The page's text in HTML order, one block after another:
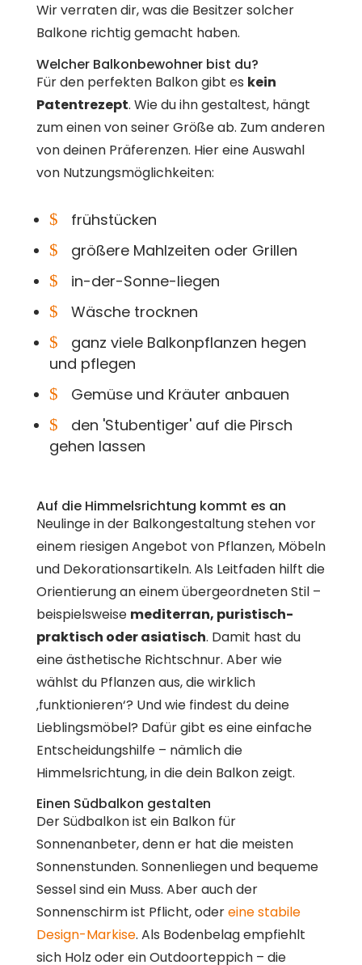
Wir verraten dir, was die Besitzer solcher
Balkone richtig gemacht haben.
Welcher Balkonbewohner bist du?
Für den perfekten Balkon gibt es kein
Patentrezept. Wie du ihn gestaltest, hängt
zum einen von seiner Größe ab. Zum anderen
von deinen Präferenzen. Hier eine Auswahl
von Nutzungsmöglichkeiten:
$ frühstücken
$ größere Mahlzeiten oder Grillen
$ in-der-Sonne-liegen
$ Wäsche trocknen
$
ganz viele Balkonpflanzen hegen
und pflegen
$ Gemüse und Kräuter anbauen
$
den 'Stubentiger' auf die Pirsch
gehen lassen
Auf die Himmelsrichtung kommt es an
Neulinge in der Balkongestaltung stehen vor
einem riesigen Angebot von Pflanzen, Möbeln
und Dekorationsartikeln. Als Leitfaden hilft die
Orientierung an einem übergeordneten Stil –
beispielsweise mediterran, puristisch-
praktisch oder asiatisch. Damit hast du
eine ästhetische Richtschnur. Aber wie
wählst du Pflanzen aus, die wirklich
‚funktionieren‘? Und wie findest du deine
Lieblingsmöbel? Dafür gibt es eine einfache
Entscheidungshilfe – nämlich die
Himmelsrichtung, in die dein Balkon zeigt.
Einen Südbalkon gestalten
Der Südbalkon ist ein Balkon für
Sonnenanbeter, denn er hat die meisten
Sonnenstunden. Sonnenliegen und bequeme
Sessel sind ein Muss. Aber auch der
Sonnenschirm ist Pflicht, odereine stabile
Design-Markise. Als Bodenbelag empfiehlt
sich Holz oder ein Outdoorteppich – die